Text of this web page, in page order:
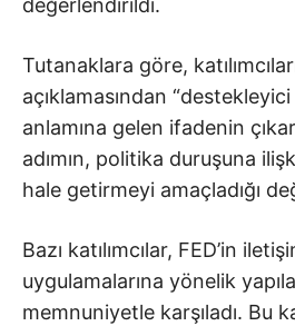
değerlendirildi.
Tutanaklara göre,
açıklamasından
anlamına gelen ifadenin
adımın, politika duruşuna
hale getirmeyi amaçladığı
Bazı katılımcılar, FED’in
uygulamalarına yönelik
memnuniyetle karşıladı. Bu